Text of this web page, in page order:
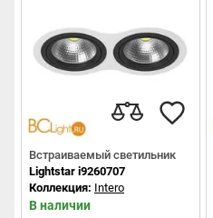
Встраиваемый светильник
Lightstar i9260707
Коллекция: Intero
В наличии